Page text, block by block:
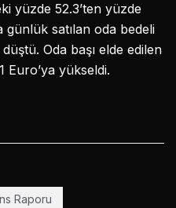
yüzde 52.3’ten yüzde
günlük satılan oda bedeli
Oda başı elde edilen
Euro’ya yükseldi.
Raporu